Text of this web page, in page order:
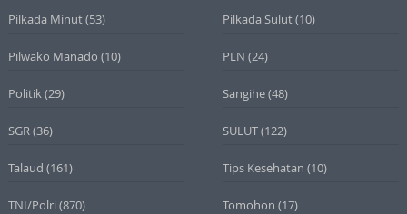
Pilkada Minut(53) Pilkada Sulut(10)
Pilwako Manado (10) PLN (24)
Politik (29) Sangihe(48)
SGR (36) SULUT(122)
Talaud (161) Tips Kesehatan (10)
TNI/Polri (870) Tomohon (17)